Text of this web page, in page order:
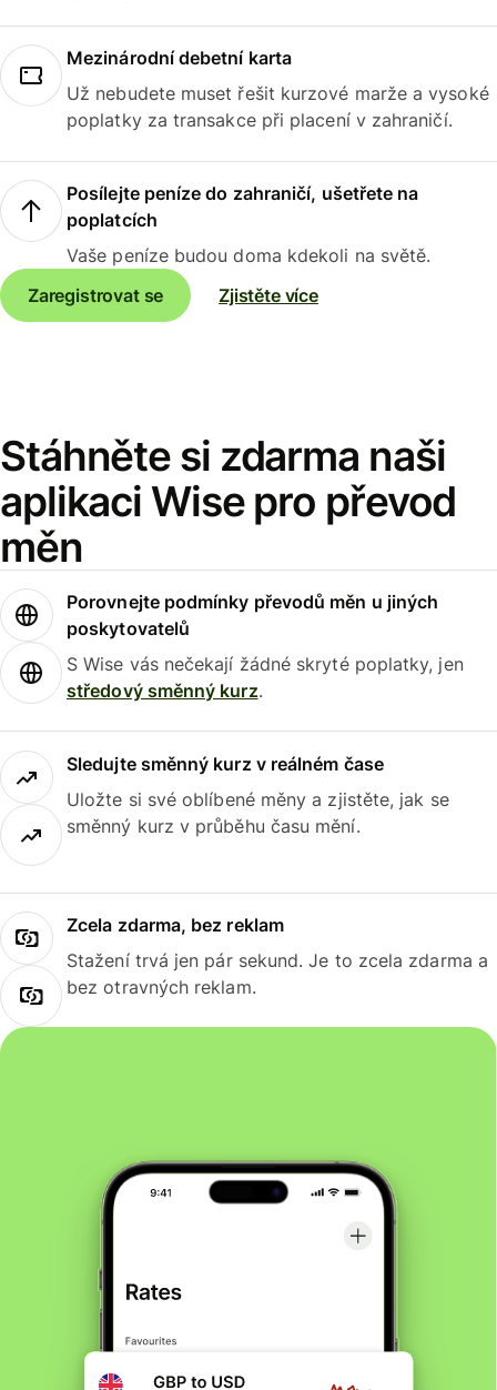
Mezinárodní debetní karta
Už nebudete muset řešit kurzové marže a vysoké
poplatky za transakce při placení v zahraničí.
Posílejte peníze do zahraničí, ušetřete na
poplatcích
Vaše peníze budou doma kdekoli na světě.
Zaregistrovat se
Zjistěte více
Stáhněte si zdarma naši
aplikaci Wise pro převod
měn
Porovnejte podmínky převodů měn u jiných
poskytovatelů
S Wise vás nečekají žádné skryté poplatky, jen
středový směnný kurz.
Sledujte směnný kurz v reálném čase
Uložte si své oblíbené měny a zjistěte, jak se
směnný kurz v průběhu času mění.
Zcela zdarma, bez reklam
Stažení trvá jen pár sekund. Je to zcela zdarma a
bez otravných reklam.